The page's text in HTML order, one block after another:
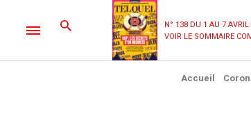
N° 138 DU 1 AU 7 AVRIL
VOIR LE SOMMAIRE
Accueil